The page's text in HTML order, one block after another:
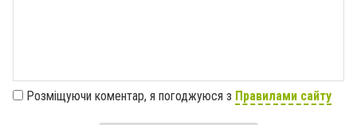
Розміщуючи коментар, я погоджуюся з Правилами сайту